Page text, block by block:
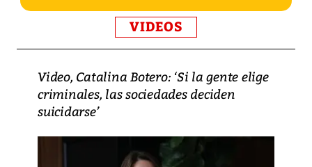
VIDEOS
Video, Catalina Botero: ‘Si la gente elige
criminales, las sociedades deciden
suicidarse’